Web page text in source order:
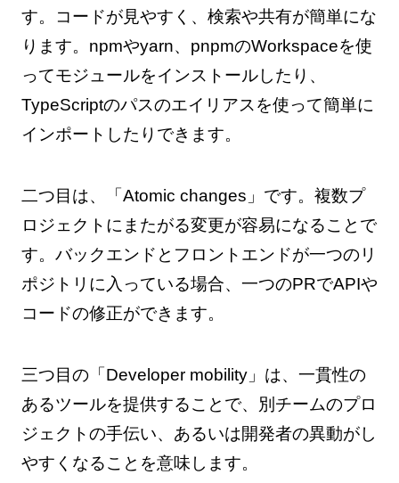
す。コードが見やすく、検索や共有が簡単にな
ります。npmや​​yarn、pnpmのWorkspaceを使
ってモジュールをインストールしたり、
TypeScriptのパスのエイリアスを使って簡単に
インポートしたりできます。
二つ目は、「Atomic changes」です。複数プ
ロジェクトにまたがる変更が容易になることで
す。バックエンドとフロントエンドが一つのリ
ポジトリに入っている場合、一つのPRでAPIや
コードの修正ができます。
三つ目の「Developer mobility」は、一貫性の
あるツールを提供することで、別チームのプロ
ジェクトの手伝い、あるいは開発者の異動がし
やすくなることを意味します。